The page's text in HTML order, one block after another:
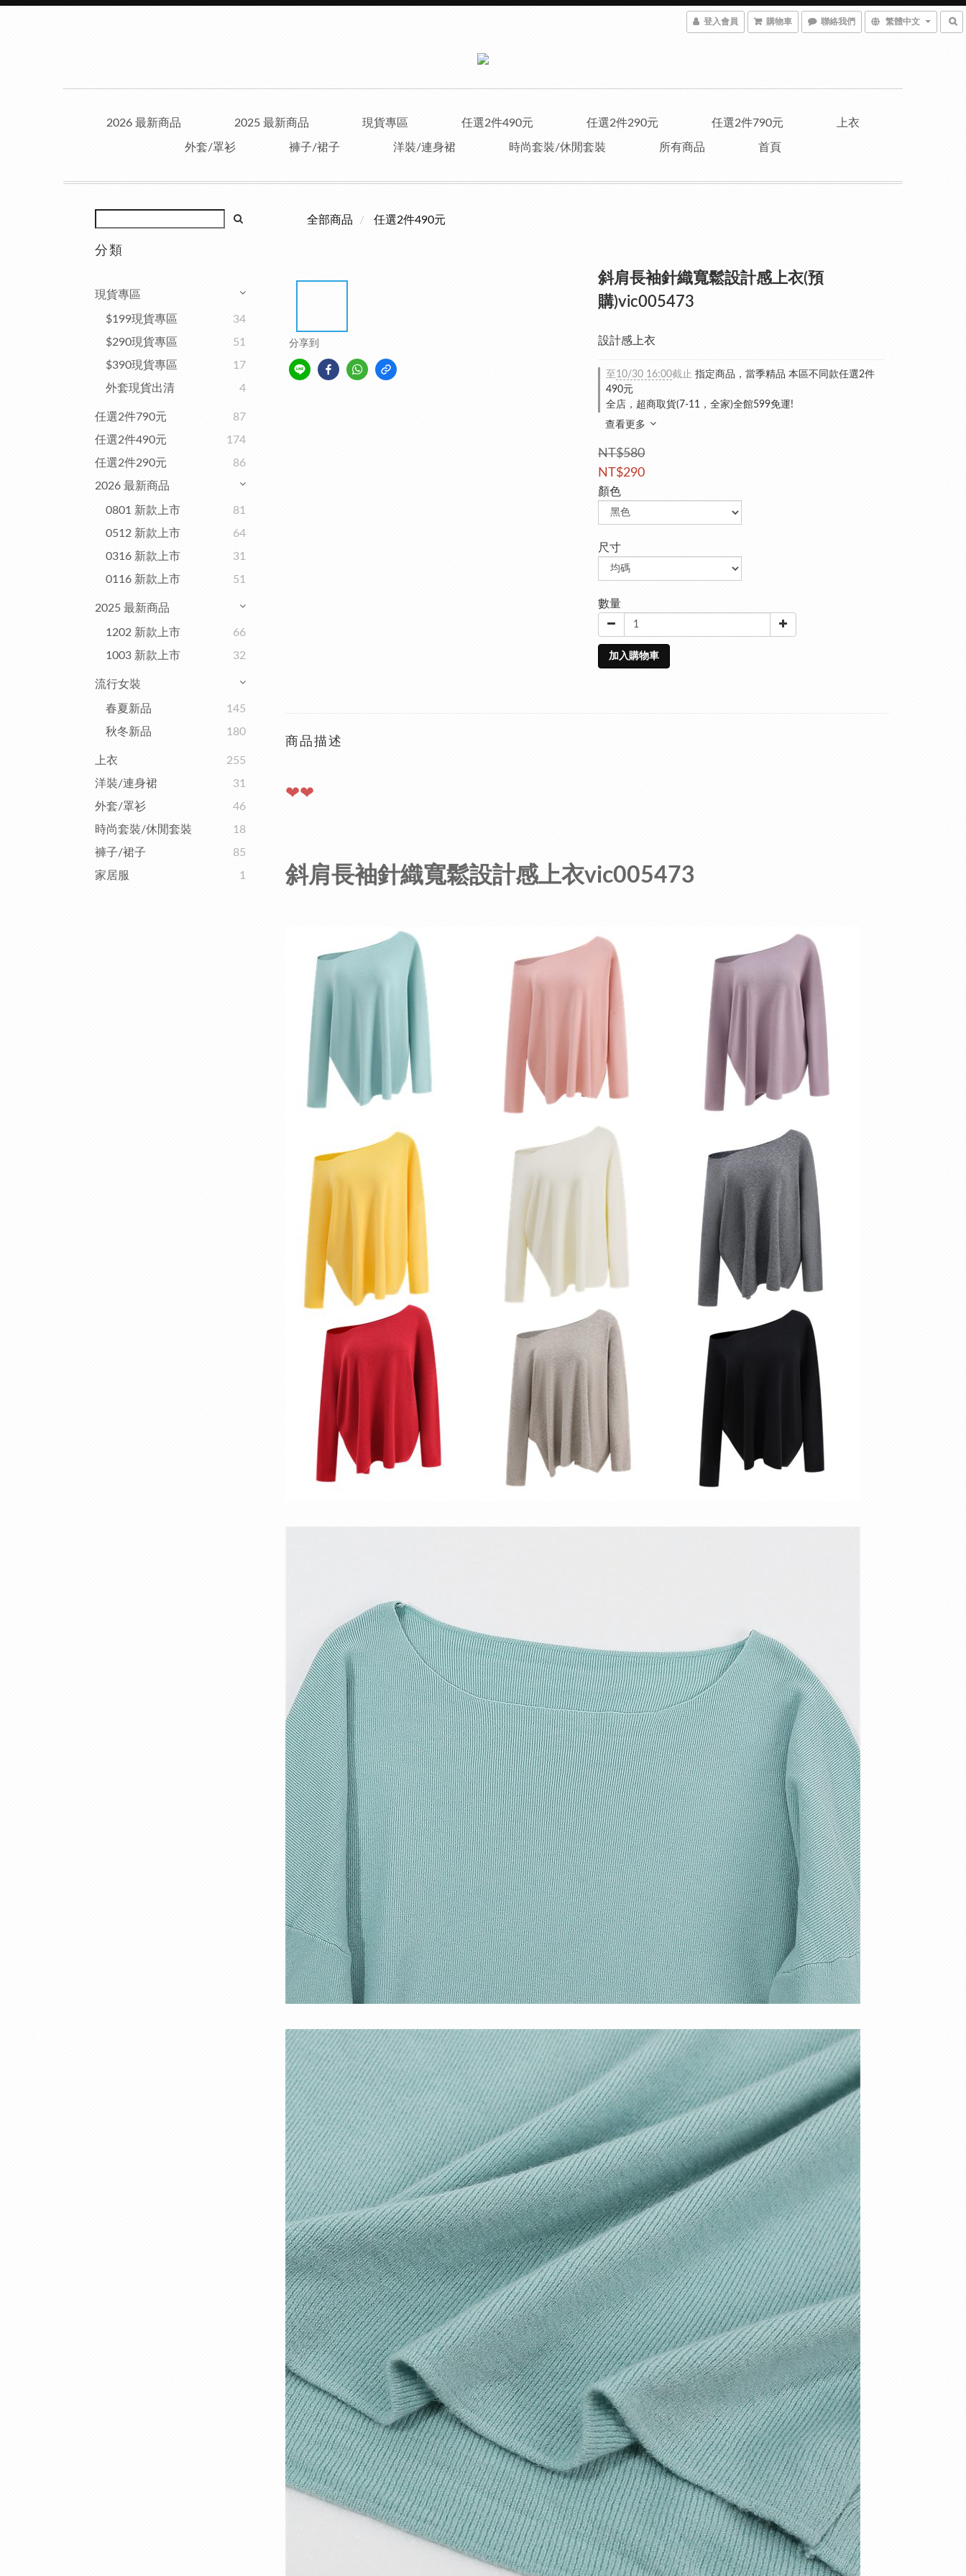
登入會員 購物車 聯絡我們 繁體中文
2026 最新商品 2025 最新商品 現貨專區 任選2件490元 任選2件290元 任選2件790元 上衣
外套/罩衫 褲子/裙子 洋裝/連身裙 時尚套裝/休閒套裝 所有商品 首頁
分類
現貨專區
$199現貨專區
34
$290現貨專區
51
$390現貨專區
17
外套現貨出清
4
任選2件790元
87
任選2件490元
174
任選2件290元
86
2026 最新商品
0801 新款上市
81
0512 新款上市
64
0316 新款上市
31
0116 新款上市
51
2025 最新商品
1202 新款上市
66
1003 新款上市
32
流行女裝
春夏新品
145
秋冬新品
180
上衣
255
洋裝/連身裙
31
外套/罩衫
46
時尚套裝/休閒套裝
18
褲子/裙子
85
家居服
1
全部商品 任選2件490元
分享到
斜肩長袖針織寬鬆設計感上衣(預
購)vic005473
設計感上衣
至 10/30 16:00截止 指定商品，當季精品 本區不同款任選2件
490元
全店，超商取貨(7-11，全家)全館599免運!
查看更多
NT$580
NT$290
顏色
尺寸
數量
加入購物車
商品描述
❤❤
斜肩長袖針織寬鬆設計感上衣vic005473